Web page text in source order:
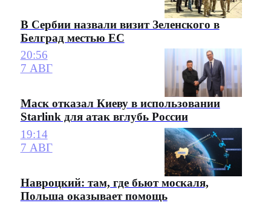
В Сербии назвали визит Зеленского в
Белград местью ЕС
20:56
7 АВГ
Маск отказал Киеву в использовании
Starlink для атак вглубь России
19:14
7 АВГ
Навроцкий: там, где бьют москаля,
Польша оказывает помощь